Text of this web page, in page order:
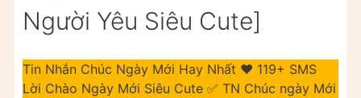
Người Yêu Siêu Cute]
Tin Nhắn Chúc Ngày Mới Hay Nhất ❤️️ 119+ SMS
Lời Chào Ngày Mới Siêu Cute ✅ TN Chúc ngày Mới